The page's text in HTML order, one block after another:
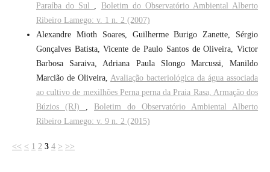
Paraíba do Sul
Boletim do Observatório Ambiental Alberto
Ribeiro Lamego: v. 1 n. 2 (2007)
Alexandre Mioth Soares, Guilherme Burigo Zanette, Sérgio
Gonçalves Batista, Vicente de Paulo Santos de Oliveira, Victor
Barbosa Saraiva, Adriana Paula Slongo Marcussi, Manildo
Marcião de Oliveira, Avaliação bacteriológica da água associada
ao cultivo de mexilhões Perna perna da Praia Rasa, Armação dos
Búzios (RJ)
Boletim do Observatório Ambiental Alberto
Ribeiro Lamego: v. 9 n. 2 (2015)
<< < 1 2 3 4 > >>